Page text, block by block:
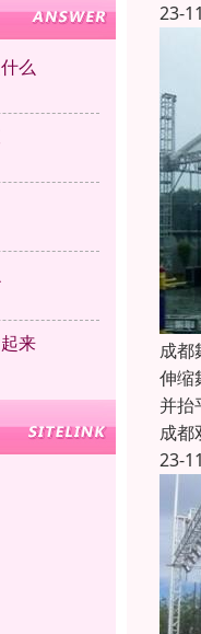
么
来
23-
成都
伸缩
并抬
成都
23-